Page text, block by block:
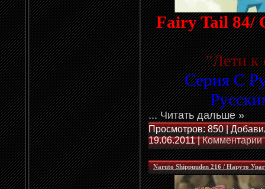
Fairy Tail 84/
"Лети к
Серия С
...Читать дальше »
Просмотров: 850 |
19.06.2011|Комментарии
Naruto Shippuuden 216 / Наруто